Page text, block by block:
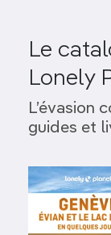
Le
Lonely
L’évasion
guides et